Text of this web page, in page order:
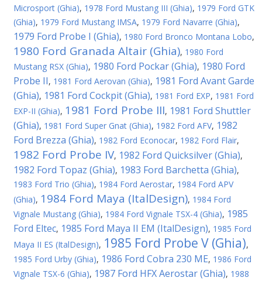
Microsport (Ghia), 1978 Ford Mustang III (Ghia), 1979 Ford GTK
(Ghia), 1979 Ford Mustang IMSA, 1979 Ford Navarre (Ghia),
1979 Ford Probe I (Ghia), 1980 Ford Bronco Montana Lobo,
1980 Ford Granada Altair (Ghia), 1980 Ford
Mustang RSX (Ghia), 1980 Ford Pockar (Ghia), 1980 Ford
Probe II, 1981 Ford Aerovan (Ghia), 1981 Ford Avant Garde
(Ghia), 1981 Ford Cockpit (Ghia), 1981 Ford EXP, 1981 Ford
EXP-II (Ghia), 1981 Ford Probe III, 1981 Ford Shuttler
(Ghia), 1981 Ford Super Gnat (Ghia), 1982 Ford AFV, 1982
Ford Brezza (Ghia), 1982 Ford Econocar, 1982 Ford Flair,
1982 Ford Probe IV, 1982 Ford Quicksilver (Ghia),
1982 Ford Topaz (Ghia), 1983 Ford Barchetta (Ghia),
1983 Ford Trio (Ghia), 1984 Ford Aerostar, 1984 Ford APV
(Ghia), 1984 Ford Maya (ItalDesign), 1984 Ford
Vignale Mustang (Ghia), 1984 Ford Vignale TSX-4 (Ghia), 1985
Ford Eltec, 1985 Ford Maya II EM (ItalDesign), 1985 Ford
Maya II ES (ItalDesign), 1985 Ford Probe V (Ghia),
1985 Ford Urby (Ghia), 1986 Ford Cobra 230 ME, 1986 Ford
Vignale TSX-6 (Ghia), 1987 Ford HFX Aerostar (Ghia), 1988